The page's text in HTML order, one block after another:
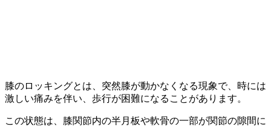
膝のロッキングとは、突然膝が動かなくなる現象で、時には
激しい痛みを伴い、歩行が困難になることがあります。
この状態は、膝関節内の半月板や軟骨の一部が関節の隙間に